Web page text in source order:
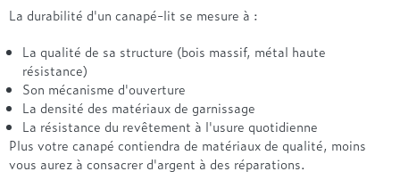
La durabilité d'un canapé-lit se mesure à :
La qualité de sa structure (bois massif, métal haute
résistance)
Son mécanisme d'ouverture
La densité des matériaux de garnissage
La résistance du revêtement à l'usure quotidienne
Plus votre canapé contiendra de matériaux de qualité, moins
vous aurez à consacrer d'argent à des réparations.